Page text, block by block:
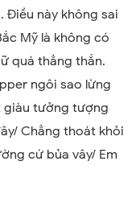
Điều này không sai
Mỹ là không có
quá thẳng thắn.
ngôi sao lừng
giàu tưởng tượng
Chẳng thoát khỏi
cứ bủa vây/ Em